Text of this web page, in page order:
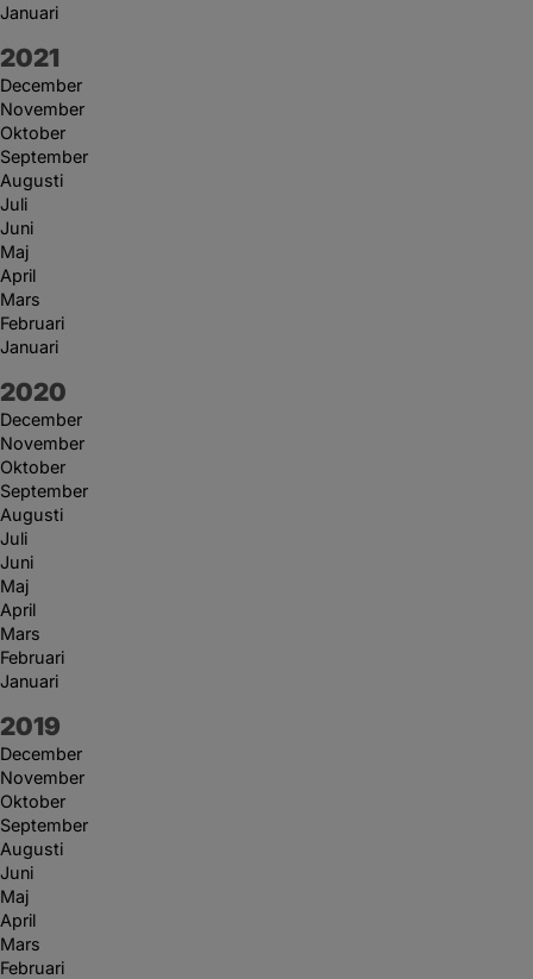
Januari
År:
2021
December
November
Oktober
September
Augusti
Juli
Juni
Maj
April
Mars
Februari
Januari
År:
2020
December
November
Oktober
September
Augusti
Juli
Juni
Maj
April
Mars
Februari
Januari
År:
2019
December
November
Oktober
September
Augusti
Juni
Maj
April
Mars
Februari